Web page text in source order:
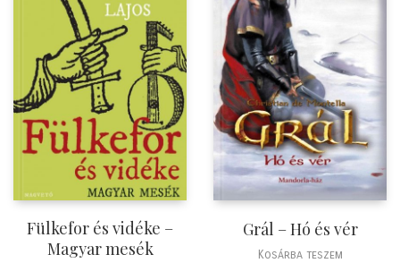
Fülkefor és vidéke –
Magyar mesék
Grál – Hó és vér
Kosárba teszem